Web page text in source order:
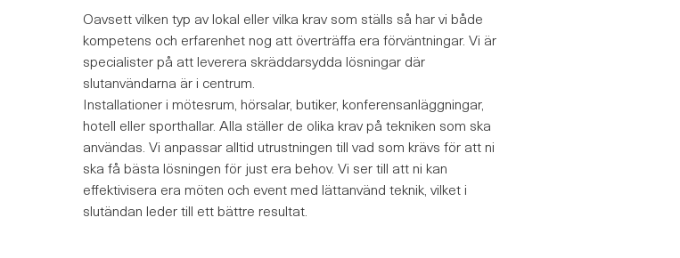
Oavsett vilken typ av lokal eller vilka krav som ställs så har vi både
kompetens och erfarenhet nog att överträffa era förväntningar. Vi är
specialister på att leverera skräddarsydda lösningar där
slutanvändarna är i centrum.
Installationer i mötesrum, hörsalar, butiker, konferensanläggningar,
hotell eller sporthallar. Alla ställer de olika krav på tekniken som ska
användas. Vi anpassar alltid utrustningen till vad som krävs för att ni
ska få bästa lösningen för just era behov. Vi ser till att ni kan
effektivisera era möten och event med lättanvänd teknik, vilket i
slutändan leder till ett bättre resultat.